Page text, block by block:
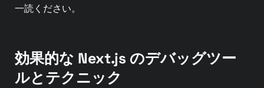
一読ください。
効果的な Next.js のデバッグツー
ルとテクニック